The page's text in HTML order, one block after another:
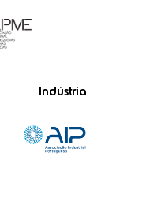
Indústria